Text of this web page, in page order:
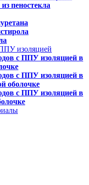
пеностекла
изоляцией
с ППУ изоляцией в
с ППУ изоляцией в
оболочке
с ППУ изоляцией в